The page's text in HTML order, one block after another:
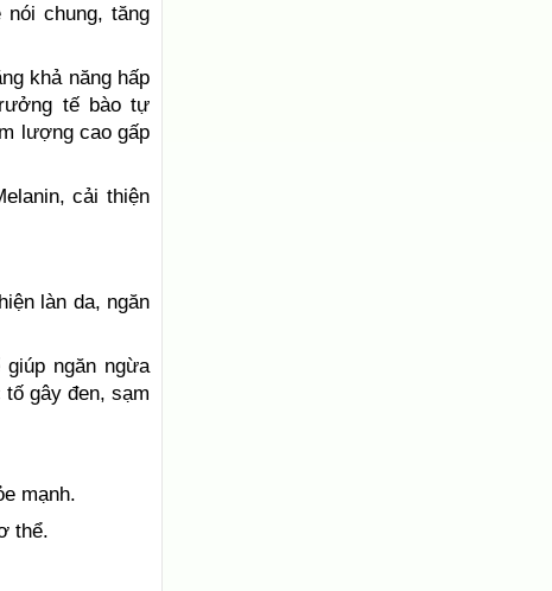
chung, tăng
khả năng hấp
tế bào tự
lượng cao gấp
cải thiện
làn da, ngăn
ngăn ngừa
gây đen, sạm
mạnh.
thể.